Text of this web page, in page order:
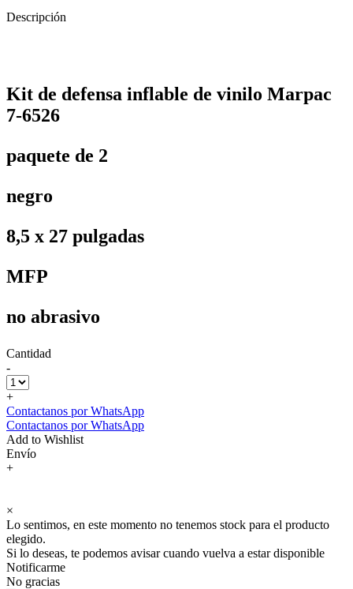
Descripción
Kit de defensa inflable de vinilo Marpac
7-6526
paquete de 2
negro
8,5 x 27 pulgadas
MFP
no abrasivo
Cantidad
-
+
Contactanos por WhatsApp
Contactanos por WhatsApp
Add to Wishlist
Envío
+
×
Lo sentimos, en este momento no tenemos stock para el producto
elegido.
Si lo deseas, te podemos avisar cuando vuelva a estar disponible
Notificarme
No gracias